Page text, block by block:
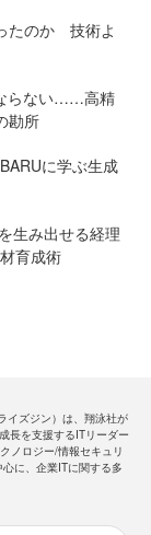
たのか 技術よ
らない……高精
勘所
に学ぶ生成
生み出せる経理
育成術
イズジン）は、翔泳社が
長を支援するITリーダー
ノロジー/情報セキュリ
に、企業ITに関する多